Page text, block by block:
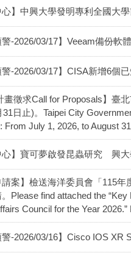
心】中興大學發明專利全國大
警-2026/03/17】Veeam備份軟
警-2026/03/17】CISA新增6個
畫徵求Call for Proposals】臺
31日止)。Taipei City
From July 1, 2026, to August
心】寶可夢啟發昆蟲研究 興
請案】檢送海洋委員會「115
Please find attached the
Council for the Year
警-2026/03/16】Cisco IOS XR